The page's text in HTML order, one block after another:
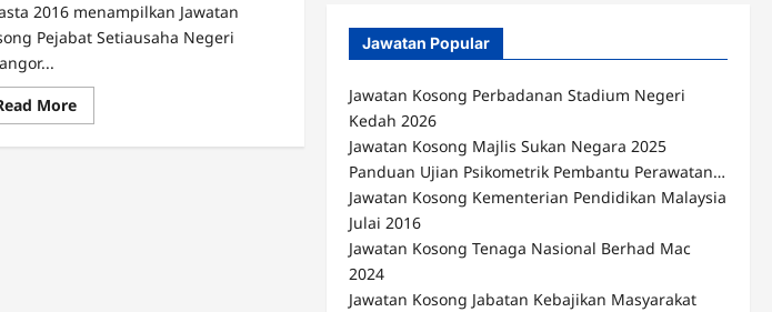
2016 menampilkan Jawatan
Pejabat Setiausaha Negeri
MoreRead
more
Jawatan
Jawatan Popular
Jawatan Kosong Perbadanan Stadium Negeri
Kedah 2026
Jawatan Kosong Majlis Sukan Negara 2025
Panduan Ujian Psikometrik Pembantu Perawatan…
Jawatan Kosong Kementerian Pendidikan Malaysia
Julai 2016
Jawatan Kosong Tenaga Nasional Berhad Mac
2024
Jawatan Kosong Jabatan Kebajikan Masyarakat